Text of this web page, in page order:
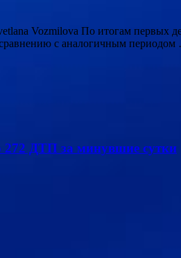
Vozmilova По итогам первых
с аналогичным
272 ДТП за минувшие сутки